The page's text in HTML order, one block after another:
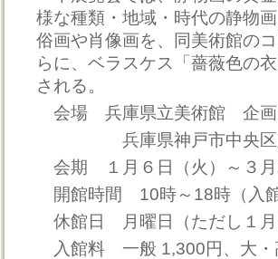
様な種類・地域・時代の静物
俗画や肖像画を、同美術館の
らに、ベラスケス「薔薇色の
される。
会場 兵庫県立美術館 企画
兵庫県神戸市中央区脇
会期 １月６日（火）～３月
開館時間 10時～18時（入
休館日 月曜日（ただし１月
入館料 一般 1,300円、大・